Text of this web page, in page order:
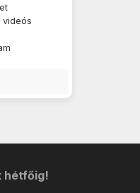
hétfőig!